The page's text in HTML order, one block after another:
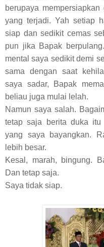
berupaya
yang terjadi. Yah setiap
siap dan sedikit cemas
pun jika Bapak
mental saya sedikit demi
sama dengan saat
saya sadar, Bapak
beliau juga mulai lelah.
Namun saya salah.
tetap saja berita duka itu
yang saya bayangkan.
lebih besar.
Kesal, marah, bingung.
Dan tetap saja.
Saya tidak siap.